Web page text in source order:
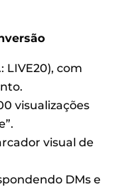
LIVE20), com
visualizações
visual de
DMs e